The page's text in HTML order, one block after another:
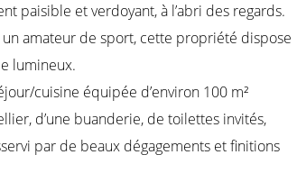
paisible et verdoyant, à l’abri des regards.
amateur de sport, cette propriété dispose
lumineux.
cuisine équipée d’environ 100 m²
d’une buanderie, de toilettes invités,
par de beaux dégagements et finitions